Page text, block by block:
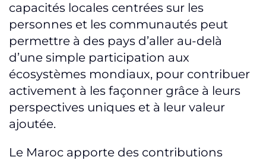
capacités locales centrées sur les
personnes et les communautés peut
permettre à des pays d’aller au-delà
d’une simple participation aux
écosystèmes mondiaux, pour contribuer
activement à les façonner grâce à leurs
perspectives uniques et à leur valeur
ajoutée.
Le Maroc apporte des contributions